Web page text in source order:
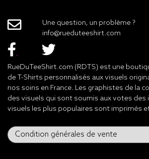
Une question, un problème ?
info@rueduteeshirt.com
RueDuTeeShirt.com (RDTS) est une
de T-Shirts personnalisés aux visuels
nos soins en France. Les graphistes de la
des visuels qui sont soumis aux votes des
visuels les plus populaires sont imprimés